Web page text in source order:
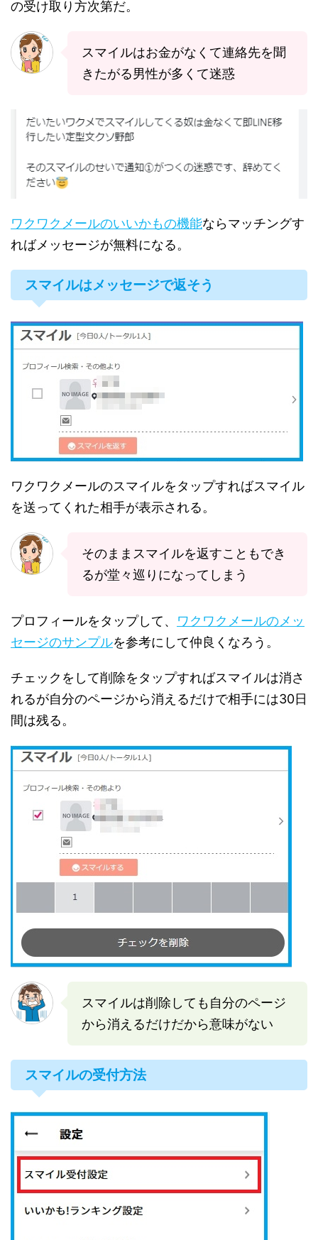
の受け取り方次第だ。
スマイルはお金がなくて連絡先を聞
きたがる男性が多くて迷惑
ワクワクメールのいいかもの機能ならマッチングす
ればメッセージが無料になる。
スマイルはメッセージで返そう
ワクワクメールのスマイルをタップすればスマイル
を送ってくれた相手が表示される。
そのままスマイルを返すこともでき
るが堂々巡りになってしまう
プロフィールをタップして、 ワクワクメールのメッ
セージのサンプルを参考にして仲良くなろう。
チェックをして削除をタップすればスマイルは消さ
れるが自分のページから消えるだけで相手には30日
間は残る。
スマイルは削除しても自分のページ
から消えるだけだから意味がない
スマイルの受付方法